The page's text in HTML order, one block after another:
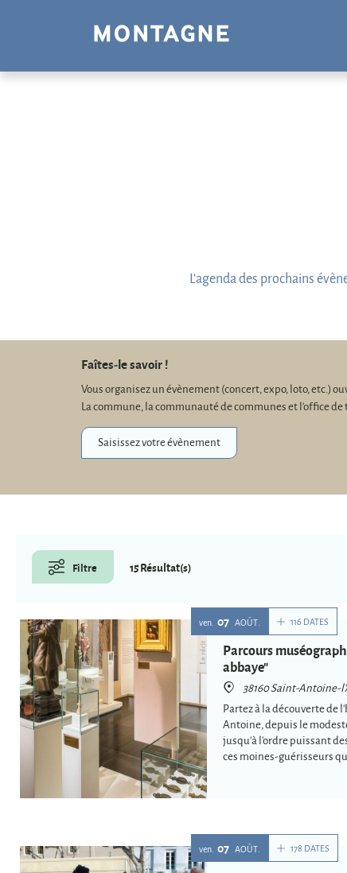
L'agenda des prochains
Faîtes-le savoir !
Vous organisez un évènement (concert, expo, loto, etc.)
La commune, la communauté de communes et l'office
Saisissez votre évènement
Filtre 15 Résultat(s)
116 DATES
ven. 07 AOÛT
Parcours
abbaye"
38160 Saint-Antoine-
Partez à la découverte de
Antoine, depuis le
jusqu'à l'ordre puissant
ces moines-guérisseurs
178 DATES
ven. 07 AOÛT